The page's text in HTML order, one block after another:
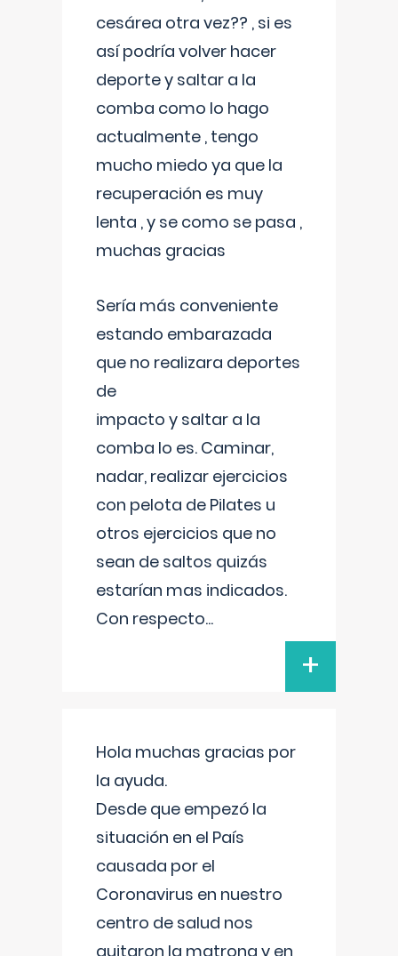
cesárea otra vez?? , si es
así podría volver hacer
deporte y saltar a la
comba como lo hago
actualmente , tengo
mucho miedo ya que la
recuperación es muy
lenta , y se como se pasa ,
muchas gracias
Sería más conveniente
estando embarazada
que no realizara deportes
de
impacto y saltar a la
comba lo es. Caminar,
nadar, realizar ejercicios
con pelota de Pilates u
otros ejercicios que no
sean de saltos quizás
estarían mas indicados.
Con respecto...
+
Hola muchas gracias por
la ayuda.
Desde que empezó la
situación en el País
causada por el
Coronavirus en nuestro
centro de salud nos
quitaron la matrona y en